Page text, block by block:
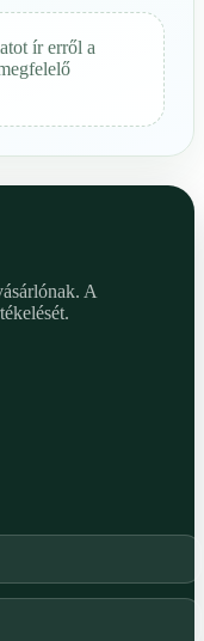
ír erről a
A